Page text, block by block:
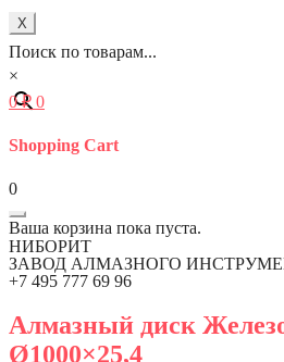
X
Поиск по товарам...
×
0₽ 0
Shopping Cart
0
Ваша корзина пока пуста.
НИБОРИТ
ЗАВОД АЛМАЗНОГО
+7 495 777 69 96
Алмазный диск
Ø1000×25,4